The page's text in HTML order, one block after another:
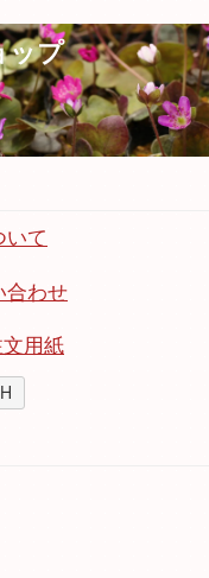
ップ
いて
合わせ
文用紙